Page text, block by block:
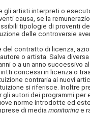
e gli artisti interpreti o
causa, se la
tipologie di proventi
delle controversie
del contratto di licenza,
o artista. Salva
o a un anno
concessi in licenza o
contraria ai nuovi
si riferisce. Inoltre
autori dei programmi per
norme introdotte ed
di media monitoringe